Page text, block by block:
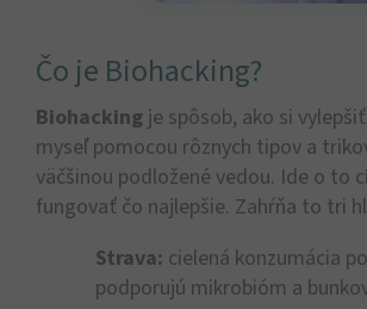
Čo je Biohacking?
Biohacking je spôsob, ako si
myseľ pomocou rôznych tipov a
väčšinou podložené vedou. Ide o to
fungovať čo najlepšie. Zahŕňa to tri
Strava: cielená konzumácia
podporujú mikrobióm a